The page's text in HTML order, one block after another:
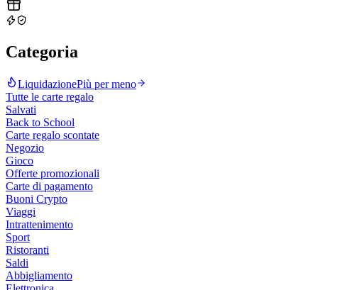
Categoria
LiquidazionePiù per meno
Tutte le carte regalo
Salvati
Back to School
Carte regalo scontate
Negozio
Gioco
Offerte promozionali
Carte di pagamento
Buoni Crypto
Viaggi
Intrattenimento
Sport
Ristoranti
Saldi
Abbigliamento